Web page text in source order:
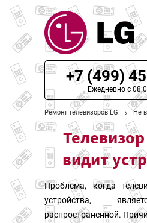
ЦЕНЫ НА РЕМОНТ
О СЕРВИСЕ
МОДЕЛИ LG
НАШИ КОНТАКТЫ
+7 (499)
Ежедневно с
Ремонт телевизоров LG Не
видит
Проблема, когда
устройства,
распространенной.